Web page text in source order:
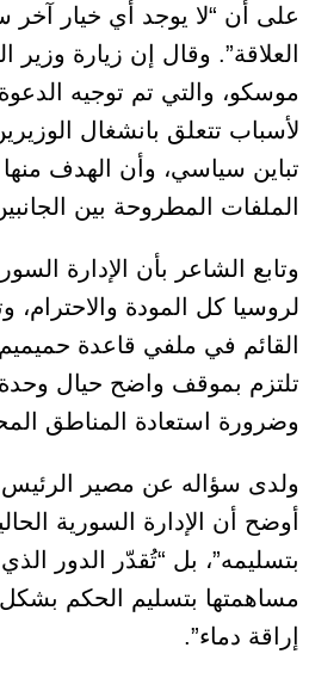
على أن “لا يوجد أي خيار
العلاقة”. وقال إن زيارة وزير
موسكو، والتي تم توجيه
لأسباب تتعلق بانشغال
تباين سياسي، وأن الهدف
الملفات المطروحة بين
وتابع الشاعر بأن الإدارة
لروسيا كل المودة والاحترام،
القائم في ملفي قاعدة
تلتزم بموقف واضح حيال
وضرورة استعادة المناطق
ولدى سؤاله عن مصير الرئيس
أوضح أن الإدارة السورية
بتسليمه”، بل “تُقدّر الدور
مساهمتها بتسليم الحكم
إراقة دماء”.